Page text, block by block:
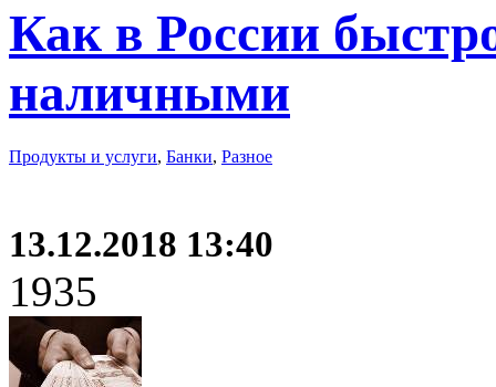
Как в России
наличными
Продукты и услуги, Банки, Разное
13.12.2018 13:40
1935